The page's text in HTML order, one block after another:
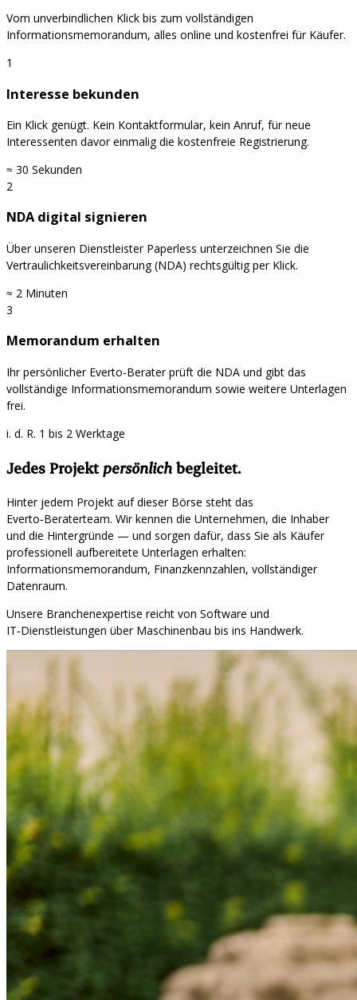
Vom unverbindlichen Klick bis zum vollständigen
Informationsmemorandum, alles online und kostenfrei für Käufer.
1
Interesse bekunden
Ein Klick genügt. Kein Kontaktformular, kein Anruf, für neue
Interessenten davor einmalig die kostenfreie Registrierung.
≈ 30 Sekunden
2
NDA digital signieren
Über unseren Dienstleister Paperless unterzeichnen Sie die
Vertraulichkeitsvereinbarung (NDA) rechtsgültig per Klick.
≈ 2 Minuten
3
Memorandum erhalten
Ihr persönlicher Everto-Berater prüft die NDA und gibt das
vollständige Informationsmemorandum sowie weitere Unterlagen
frei.
i. d. R. 1 bis 2 Werktage
Jedes Projekt persönlich begleitet.
Hinter jedem Projekt auf dieser Börse steht das
Everto‑Beraterteam. Wir kennen die Unternehmen, die Inhaber
und die Hintergründe — und sorgen dafür, dass Sie als Käufer
professionell aufbereitete Unterlagen erhalten:
Informationsmemorandum, Finanzkennzahlen, vollständiger
Datenraum.
Unsere Branchenexpertise reicht von Software und
IT‑Dienstleistungen über Maschinenbau bis ins Handwerk.